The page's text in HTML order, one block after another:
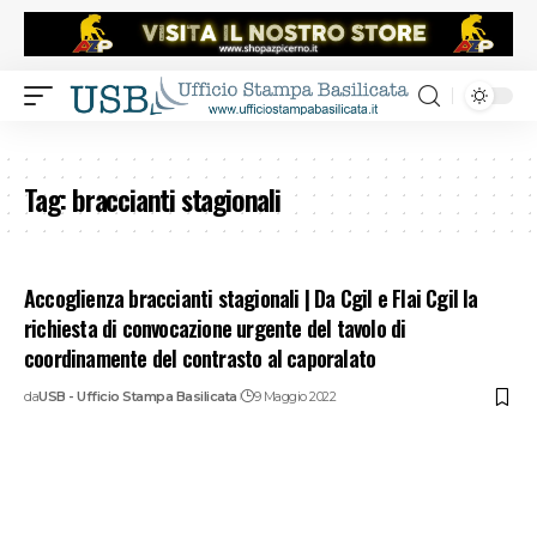
Tag:braccianti stagionali
Accoglienza braccianti stagionali | Da Cgil e Flai Cgil la
richiesta di convocazione urgente del tavolo di
coordinamente del contrasto al caporalato
daUSB - Ufficio Stampa Basilicata 9 Maggio 2022